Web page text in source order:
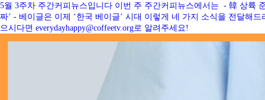
5월 3주차 주간커피뉴스입니다 이번 주 주간커피뉴스에서는 - 韓 상륙
짜’ - 베이글은 이제 ‘한국 베이글’ 시대 이렇게 네 가지 소식을 전달해
으시다면 everydayhappy@coffeetv.org로 알려주세요!